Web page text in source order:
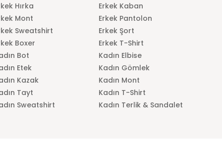
Hırka
Erkek Kaban
Mont
Erkek Pantolon
Sweatshirt
Erkek Şort
Boxer
Erkek T-Shirt
Bot
Kadın Elbise
Etek
Kadın Gömlek
Kazak
Kadın Mont
Tayt
Kadın T-Shirt
Sweatshirt Kadın Terlik & Sandalet